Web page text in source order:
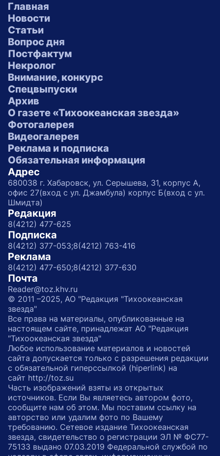
Главная
Новости
Статьи
Вопрос дня
Постфактум
Некролог
Внимание, конкурс
Спецвыпуски
Архив
О газете «Тихоокеанская звезда»
Фотогалерея
Видеогалерея
Реклама и подписка
Обязательная информация
Адрес
680038 г. Хабаровск, ул. Серышева, 31, корпус А,
офис 27(вход с ул. Джамбула) корпус Б(вход с ул.
Шмидта)
Редакция
8(4212) 477-625
Подписка
8(4212) 377-053;8(4212) 763-416
Реклама
8(4212) 477-650;8(4212) 377-630
Почта
Reader@toz.khv.ru
© 2011 –2025, АО "Редакция "Тихоокеанская
звезда"
Все права на материалы, опубликованные на
настоящем сайте, принадлежат АО "Редакция
"Тихоокеанская звезда"
Любое использование материалов и новостей
сайта допускается только с разрешения редакции
с обязательной гиперссылкой (hiperlink) на
сайт http://toz.su
Часть изображений взяты из открытых
источников. Если Вы являетесь автором фото,
сообщите нам об этом. Мы поставим ссылку на
авторство или удалим фото по Вашему
требованию. Сетевое издание Тихоокеанская
звезда, свидетельство о регистрации ЭЛ № ФС77-
75133 выдано 07.03.2019 Федеральной службой по